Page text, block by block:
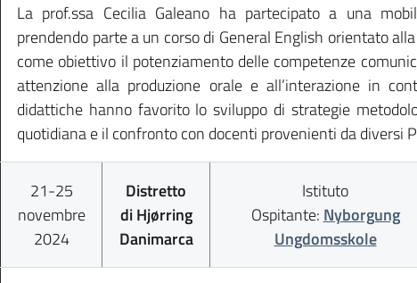
La prof.ssa Cecilia Galeano ha partecipato a una
prendendo parte a un corso di General English orientato
come obiettivo il potenziamento delle competenze
attenzione alla produzione orale e all’interazione in
didattiche hanno favorito lo sviluppo di strategie
quotidiana e il confronto con docenti provenienti da diversi
21-25
novembre
2024
Distretto
di Hjørring
Danimarca
Istituto
Ospitante: Nyborgung
Ungdomsskole